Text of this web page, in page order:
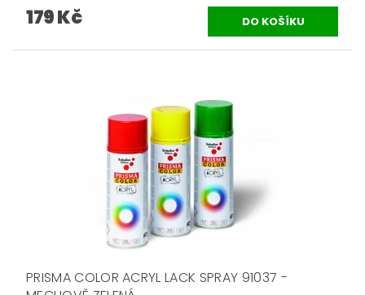
179 Kč
PRISMA COLOR ACRYL LACK SPRAY 91037 -